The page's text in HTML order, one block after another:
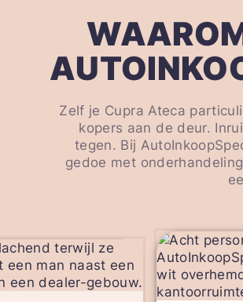
Zelf je Cupra Ateca
kopers aan de deur.
tegen. Bij
gedoe met